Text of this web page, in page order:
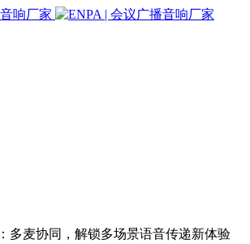
多麦协同，解锁多场景语音传递新体验